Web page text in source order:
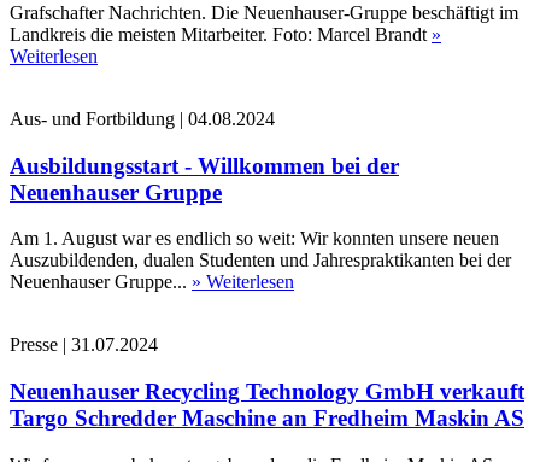
Grafschafter Nachrichten. Die Neuenhauser-Gruppe beschäftigt im
Landkreis die meisten Mitarbeiter. Foto: Marcel Brandt »
Weiterlesen
Aus- und Fortbildung | 04.08.2024
Ausbildungsstart - Willkommen bei der
Neuenhauser Gruppe
Am 1. August war es endlich so weit: Wir konnten unsere neuen
Auszubildenden, dualen Studenten und Jahrespraktikanten bei der
Neuenhauser Gruppe... » Weiterlesen
Presse | 31.07.2024
Neuenhauser Recycling Technology GmbH verkauft
Targo Schredder Maschine an Fredheim Maskin AS